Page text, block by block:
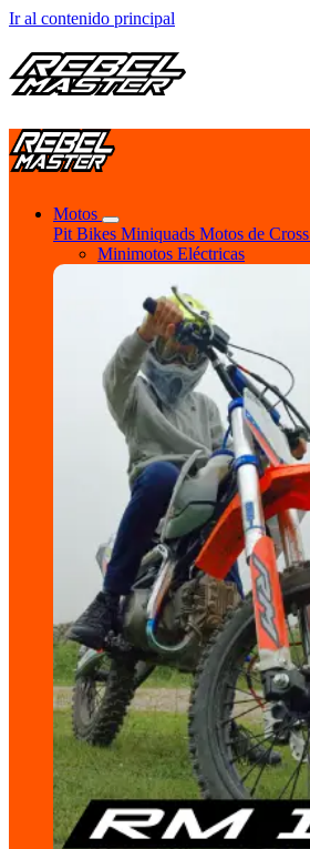
Ir al contenido principal
Motos
Pit Bikes Miniquads Motos de Cross
Minimotos Eléctricas